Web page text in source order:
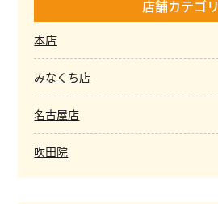
店舗カテゴリ
本店
みなくち店
名古屋店
吹田院